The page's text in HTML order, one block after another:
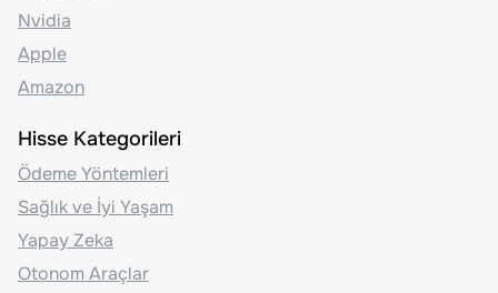
Nvidia
Apple
Amazon
Hisse Kategorileri
Ödeme Yöntemleri
Sağlık ve İyi Yaşam
Yapay Zeka
Otonom Araçlar